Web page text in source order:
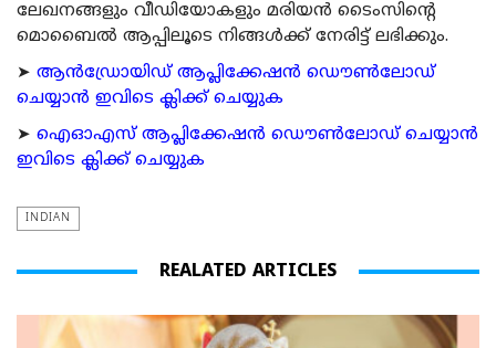
ലേഖനങ്ങളും വീഡിയോകളും മരിയന്‍ ടൈംസിന്റെ
മൊബൈല്‍ ആപ്പിലൂടെ നിങ്ങള്‍ക്ക് നേരിട്ട് ലഭിക്കും.
➤ ആന്‍ഡ്രോയിഡ് ആപ്ലിക്കേഷന്‍ ഡൌണ്‍ലോഡ്
ചെയ്യാന്‍ ഇവിടെ ക്ലിക്ക് ചെയ്യുക
➤ ഐഓഎസ് ആപ്ലിക്കേഷന്‍ ഡൌണ്‍ലോഡ് ചെയ്യാന്‍
ഇവിടെ ക്ലിക്ക് ചെയ്യുക
INDIAN
REALATED ARTICLES